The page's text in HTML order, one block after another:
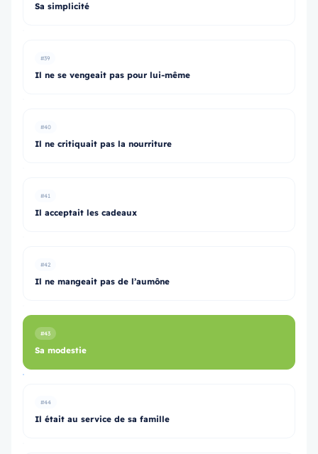
Sa simplicité
#39
Il ne se vengeait pas pour lui-même
#40
Il ne critiquait pas la nourriture
#41
Il acceptait les cadeaux
#42
Il ne mangeait pas de l’aumône
#43
Sa modestie
#44
Il était au service de sa famille